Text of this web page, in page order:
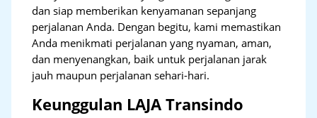
dan siap memberikan kenyamanan sepanjang
perjalanan Anda. Dengan begitu, kami memastikan
Anda menikmati perjalanan yang nyaman, aman,
dan menyenangkan, baik untuk perjalanan jarak
jauh maupun perjalanan sehari-hari.
Keunggulan LAJA Transindo